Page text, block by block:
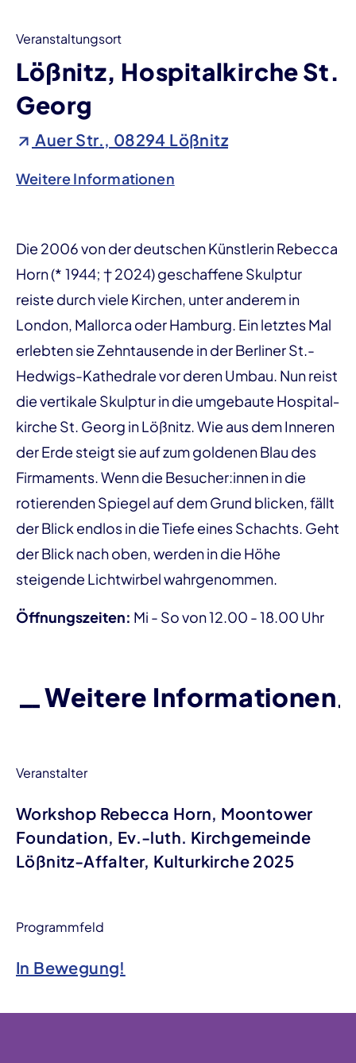
Veranstaltungsort
Lößnitz, Hospitalkirche St.
Georg
Auer Str., 08294 Lößnitz
Weitere Informationen
Die 2006 von der deutschen Künstlerin Rebecca
Horn (* 1944; † 2024) geschaffene Skulptur
reiste durch viele Kirchen, unter anderem in
London, Mallorca oder Hamburg. Ein letztes Mal
erlebten sie Zehntausende in der Berliner St.-
Hedwigs-Kathedrale vor deren Umbau. Nun reist
die ver­tikale Skulptur in die umgebaute Hospital­
kirche St. Georg in Lößnitz. Wie aus dem Inneren
der Erde steigt sie auf zum goldenen Blau des
Firma­ments. Wenn die Besucher:innen in die
rotierenden Spiegel auf dem Grund blicken, fällt
der Blick endlos in die Tiefe eines Schachts. Geht
der Blick nach oben, werden in die Höhe
steigende Lichtwirbel wahrgenommen.
Öffnungszeiten: Mi - So von 12.00 - 18.00 Uhr
Weitere Informationen
Veranstalter
Workshop Rebecca Horn, Moontower
Foundation, Ev.-luth. Kirchgemeinde
Lößnitz-Affalter, Kulturkirche 2025
Programmfeld
In Bewegung!